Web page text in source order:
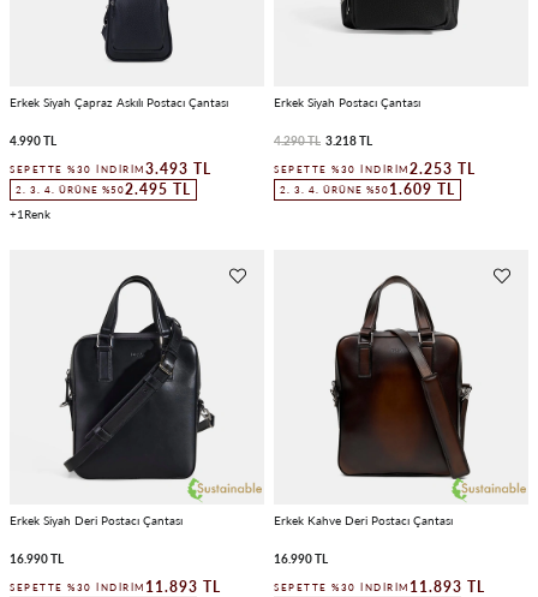
Erkek Siyah Çapraz Askılı Postacı Çantası
4.990 TL
SEPETTE %30 İNDIRIM 3.493 TL
2. 3. 4. ÜRÜNE %502.495 TL
1
Erkek Siyah Postacı Çantası
3.218 TL
4.290 TL
SEPETTE %30 İNDIRIM 2.253 TL
2. 3. 4. ÜRÜNE %50 1.609 TL
Erkek Siyah Deri Postacı Çantası
16.990 TL
SEPETTE %30 İNDIRIM 11.893 TL
Erkek Kahve Deri Postacı Çantası
16.990 TL
SEPETTE %30 İNDIRIM 11.893 TL